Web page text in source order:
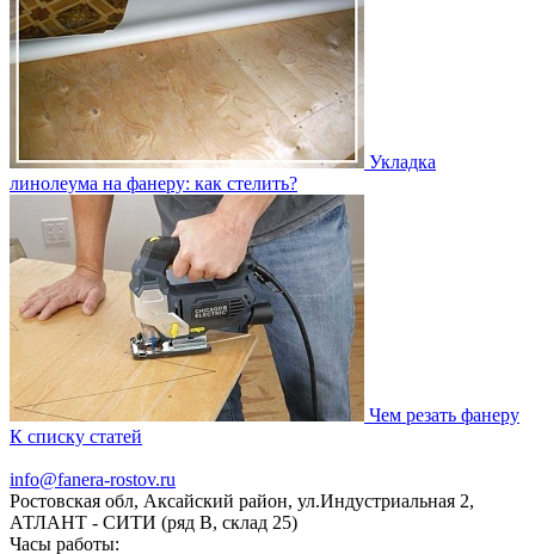
Укладка
линолеума на фанеру: как стелить?
Чем резать фанеру
К списку статей
info@fanera-rostov.ru
Ростовская обл, Аксайский район, ул.Индустриальная 2,
АТЛАНТ - СИТИ (ряд В, склад 25)
Часы работы: